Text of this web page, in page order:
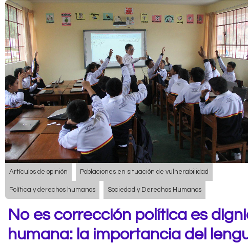
Artículos de opinión Poblaciones en situación de vulnerabilidad
Política y derechos humanos Sociedad y Derechos Humanos
No es corrección política es
humana: la importancia del